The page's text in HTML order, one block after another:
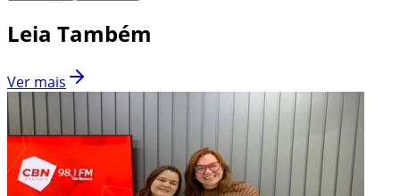
Leia Também
Ver mais